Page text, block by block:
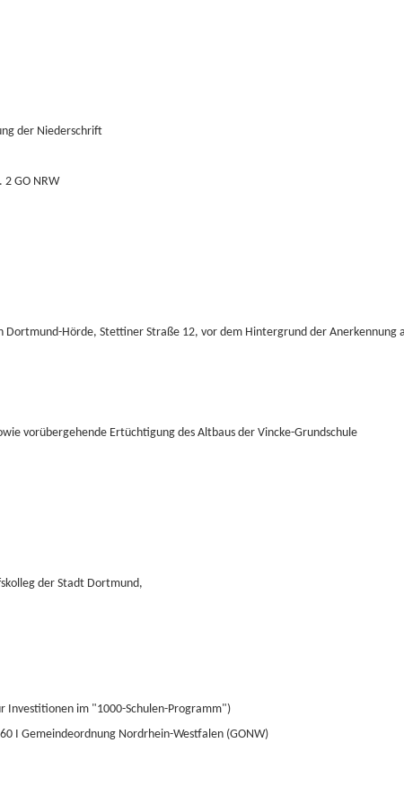
der Niederschrift
GO NRW
Hörde, Stettiner Straße 12, vor dem Hintergrund der Anerkennung
vorübergehende Ertüchtigung des Altbaus der Vincke-Grundschule
der Stadt Dortmund,
Investitionen im "1000-Schulen-Programm")
I Gemeindeordnung Nordrhein-Westfalen (GONW)